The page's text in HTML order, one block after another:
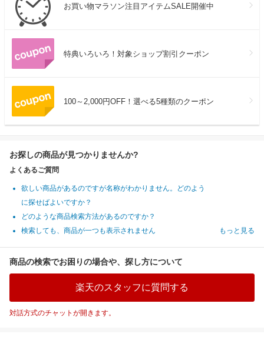
お買い物マラソン注目アイテムSALE開催中
特典いろいろ！対象ショップ割引クーポン
100～2,000円OFF！選べる5種類のクーポン
お探しの商品が見つかりませんか?
よくあるご質問
欲しい商品があるのですが名称がわかりません。どのよう
に探せばよいですか？
どのような商品検索方法があるのですか？
検索しても、商品が一つも表示されません
もっと見る
商品の検索でお困りの場合や、探し方について
楽天のスタッフに質問する
対話方式のチャットが開きます。